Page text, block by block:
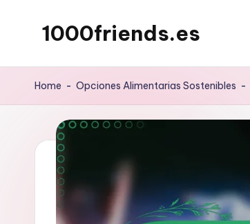
1000friends.es
Home - Opciones Alimentarias Sostenibles -